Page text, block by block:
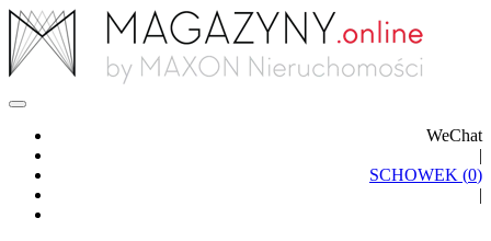
WeChat
|
SCHOWEK (0)
|